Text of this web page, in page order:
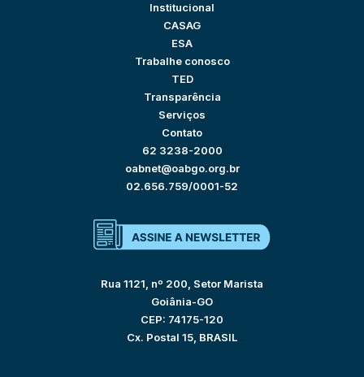
Institucional
CASAG
ESA
Trabalhe conosco
TED
Transparência
Serviços
Contato
62 3238-2000
oabnet@oabgo.org.br
02.656.759/0001-52
Rua 1121, nº 200, Setor Marista
Goiânia-GO
CEP: 74175-120
Cx. Postal 15, BRASIL